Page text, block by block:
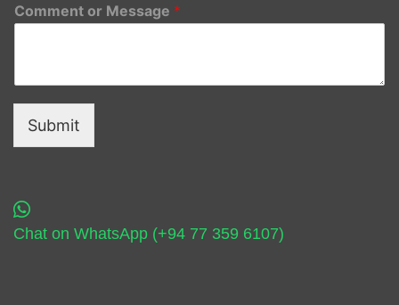
Comment or Message *
Submit
Chat on WhatsApp (+94 77 359 6107)